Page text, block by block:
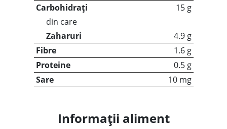
Carbohidrați
15 g
din care
Zaharuri
4.9 g
Fibre
1.6 g
Proteine
0.5 g
Sare
10 mg
Informații aliment